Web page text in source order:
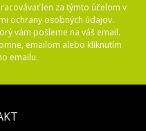
len za týmto účelom v
ochrany osobných údajov.
vám pošleme na váš email.
emailom alebo kliknutím
emailu.